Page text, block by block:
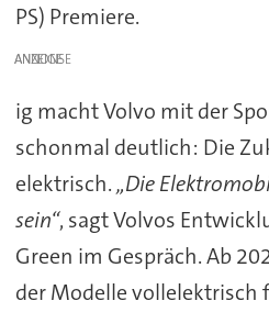
PS) Premiere.
ANZEIGE
ig macht Volvo mit der
schonmal deutlich: Die
elektrisch.„Die
sein“, sagt Volvos
Green im Gespräch. Ab
der Modelle vollelektrisch